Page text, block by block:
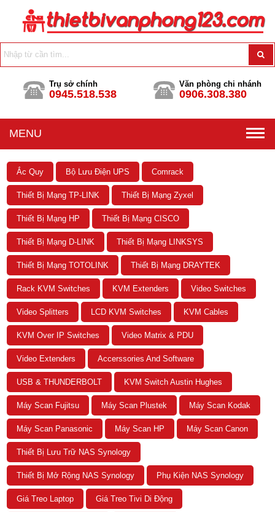
Trụ sở chính
0945.518.538
Văn phòng chi nhánh
0906.308.380
MENU
Ắc Quy Bộ Lưu Điện UPS Comrack
Thiết Bị Mạng TP-LINK Thiết Bị Mạng Zyxel
Thiết Bị Mạng HP Thiết Bị Mạng CISCO
Thiết Bị Mạng D-LINK Thiết Bị Mạng LINKSYS
Thiết Bị Mạng TOTOLINK Thiết Bị Mạng DRAYTEK
Rack KVM Switches KVM Extenders Video Switches
Video Splitters LCD KVM Switches KVM Cables
KVM Over IP Switches Video Matrix & PDU
Video Extenders Accerssories And Software
USB & THUNDERBOLT KVM Switch Austin Hughes
Máy Scan Fujitsu Máy Scan Plustek Máy Scan Kodak
Máy Scan Panasonic Máy Scan HP Máy Scan Canon
Thiết Bị Lưu Trữ NAS Synology
Thiết Bị Mở Rộng NAS Synology Phụ Kiện NAS Synology
Giá Treo Laptop Giá Treo Tivi Di Động